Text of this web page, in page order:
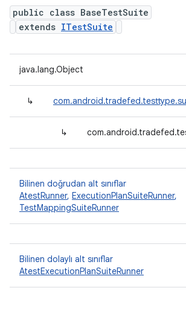
public class BaseTestSuite
extends ITestSuite
java.lang.Object
↳
↳
Bilinen doğrudan alt sınıflar
AtestRunner, ExecutionPlanSuiteRunner,
TestMappingSuiteRunner
Bilinen dolaylı alt sınıflar
AtestExecutionPlanSuiteRunner